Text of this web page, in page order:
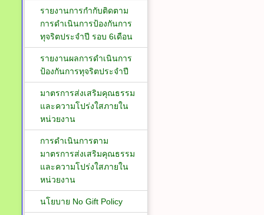
รายงานการกำกับติดตาม
การดำเนินการป้องกันการ
ทุจริตประจำปี รอบ 6เดือน
รายงานผลการดำเนินการ
ป้องกันการทุจริตประจำปี
มาตรการส่งเสริมคุณธรรม
และความโปร่งใสภายใน
หน่วยงาน
การดำเนินการตาม
มาตรการส่งเสริมคุณธรรม
และความโปร่งใสภายใน
หน่วยงาน
นโยบาย No Gift Policy